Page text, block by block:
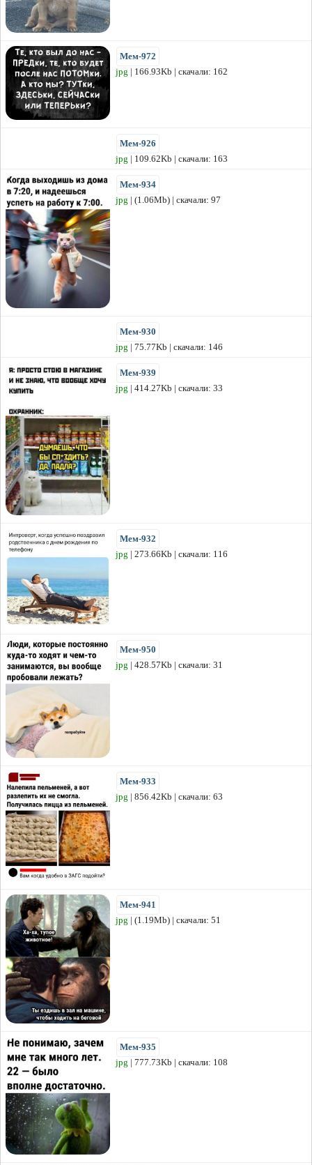
Мем-972
jpg | 166.93Kb | скачали: 162
Мем-926
jpg | 109.62Kb | скачали: 163
Мем-934
jpg | (1.06Mb) | скачали: 97
Мем-930
jpg | 75.77Kb | скачали: 146
Мем-939
jpg | 414.27Kb | скачали: 33
Мем-932
jpg | 273.66Kb | скачали: 116
Мем-950
jpg | 428.57Kb | скачали: 31
Мем-933
jpg | 856.42Kb | скачали: 63
Мем-941
jpg | (1.19Mb) | скачали: 51
Мем-935
jpg | 777.73Kb | скачали: 108